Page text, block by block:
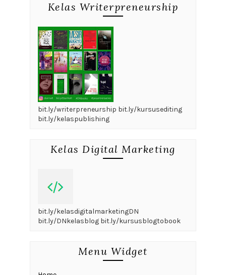
Kelas Writerpreneurship
bit.ly/writerpreneurship bit.ly/kursusediting
bit.ly/kelaspublishing
Kelas Digital Marketing
bit.ly/kelasdigitalmarketingDN
bit.ly/DNkelasblog bit.ly/kursusblogtobook
Menu Widget